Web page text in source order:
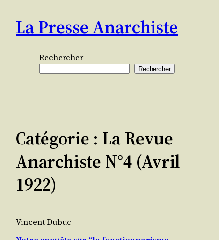
contenu
La Presse Anarchiste
Rechercher
Rechercher
Catégorie : La Revue
Anarchiste N°4 (avril
1922)
Vincent Dubuc